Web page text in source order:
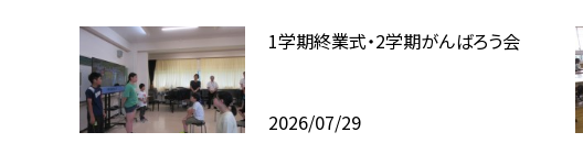
1学期終業式・2学期がんばろう会
2026/07/29